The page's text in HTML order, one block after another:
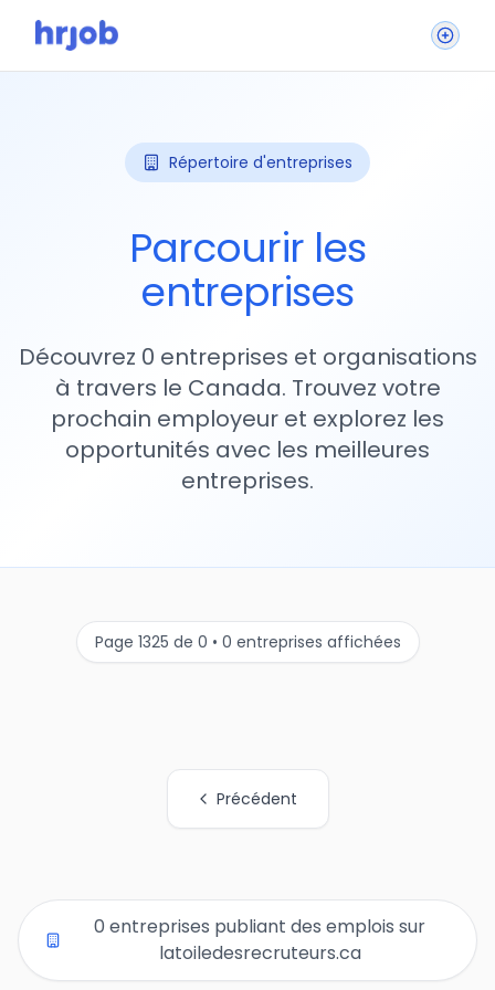
Répertoire d'entreprises
Parcourir les
entreprises
Découvrez 0 entreprises et organisations
à travers le Canada. Trouvez votre
prochain employeur et explorez les
opportunités avec les meilleures
entreprises.
Page 1325 de 0 • 0 entreprises affichées
Précédent
0 entreprises publiant des emplois sur
latoiledesrecruteurs.ca